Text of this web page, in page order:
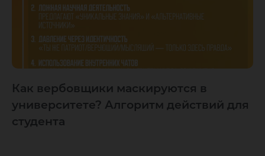
Как вербовщики маскируются в
университете? Алгоритм действий для
студента